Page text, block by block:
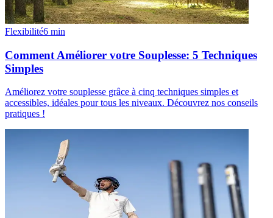
Flexibilité6 min
Comment Améliorer votre Souplesse: 5 Techniques
Simples
Améliorez votre souplesse grâce à cinq techniques simples et
accessibles, idéales pour tous les niveaux. Découvrez nos conseils
pratiques !